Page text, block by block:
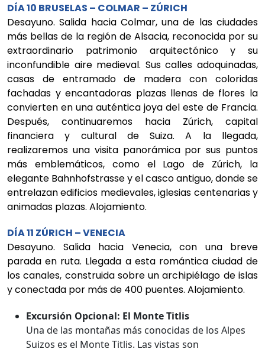
DÍA 10 BRUSELAS – COLMAR – ZÚRICH
Desayuno. Salida hacia Colmar, una de las ciudades
más bellas de la región de Alsacia, reconocida por su
extraordinario patrimonio arquitectónico y su
inconfundible aire medieval. Sus calles adoquinadas,
casas de entramado de madera con coloridas
fachadas y encantadoras plazas llenas de flores la
convierten en una auténtica joya del este de Francia.
Después, continuaremos hacia Zúrich, capital
financiera y cultural de Suiza. A la llegada,
realizaremos una visita panorámica por sus puntos
más emblemáticos, como el Lago de Zúrich, la
elegante Bahnhofstrasse y el casco antiguo, donde se
entrelazan edificios medievales, iglesias centenarias y
animadas plazas. Alojamiento.
DÍA 11 ZÚRICH – VENECIA
Desayuno. Salida hacia Venecia, con una breve
parada en ruta. Llegada a esta romántica ciudad de
los canales, construida sobre un archipiélago de islas
y conectada por más de 400 puentes. Alojamiento.
Excursión Opcional: El Monte Titlis
Una de las montañas más conocidas de los Alpes
Suizos es el Monte Titlis. Las vistas son